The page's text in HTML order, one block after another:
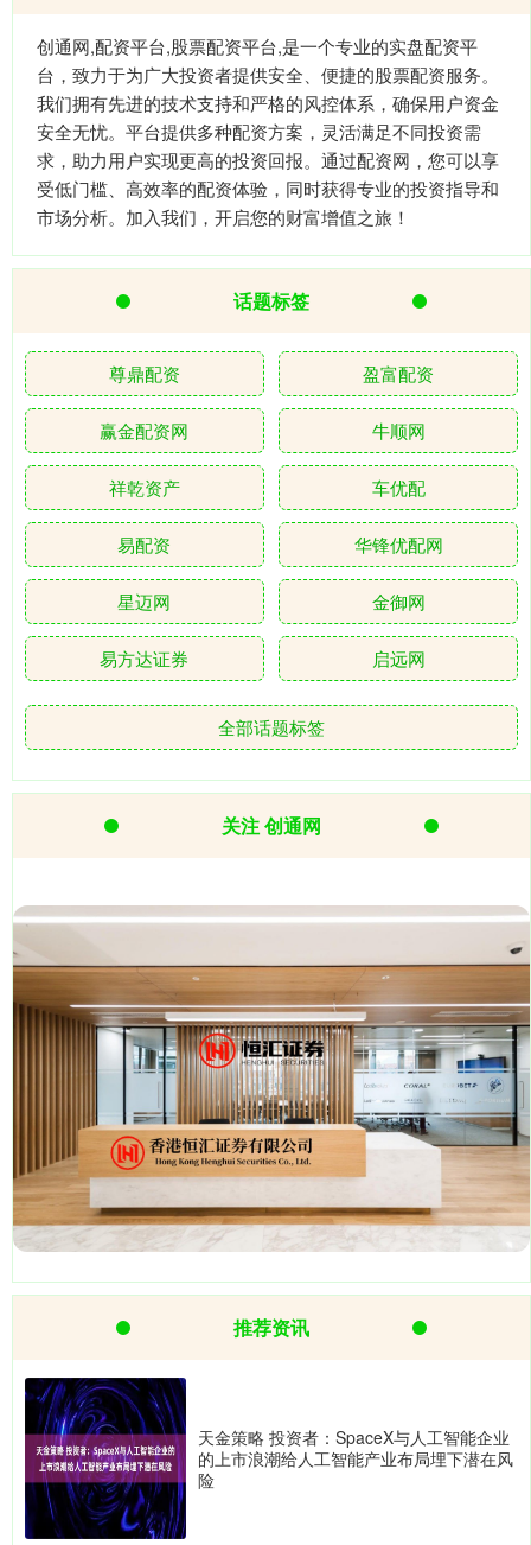
创通网,配资平台,股票配资平台,是一个专业的实盘配资平
台，致力于为广大投资者提供安全、便捷的股票配资服务。
我们拥有先进的技术支持和严格的风控体系，确保用户资金
安全无忧。平台提供多种配资方案，灵活满足不同投资需
求，助力用户实现更高的投资回报。通过配资网，您可以享
受低门槛、高效率的配资体验，同时获得专业的投资指导和
市场分析。加入我们，开启您的财富增值之旅！
话题标签
尊鼎配资 盈富配资
赢金配资网 牛顺网
祥乾资产 车优配
易配资 华锋优配网
星迈网 金御网
易方达证券 启远网
全部话题标签
关注 创通网
推荐资讯
天金策略 投资者：SpaceX与人工智能企业
的上市浪潮给人工智能产业布局埋下潜在风
险